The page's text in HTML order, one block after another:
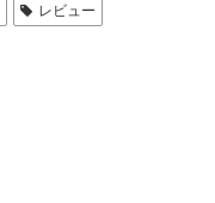
レビュー